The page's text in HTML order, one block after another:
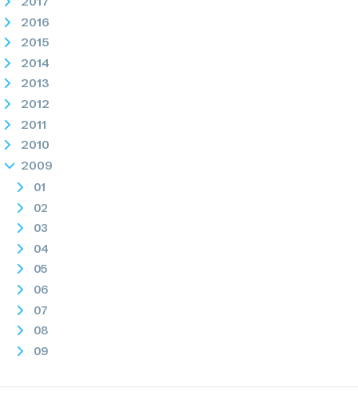
2016
2015
2014
2013
2012
2011
2010
2009
01
02
03
04
05
06
07
08
09
11